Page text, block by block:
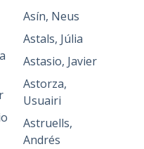
Asín, Neus
Astals, Júlia
Astasio, Javier
Astorza,
Usuairi
Astruells,
Andrés